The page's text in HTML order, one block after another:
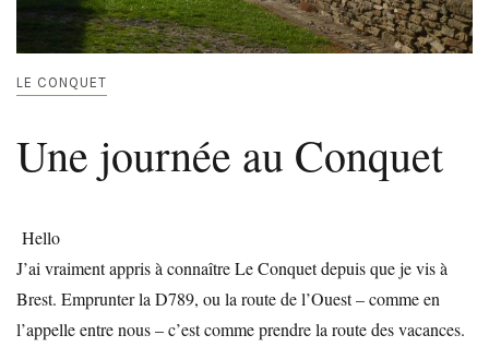
LE CONQUET
Une journée au Conquet
Hello
J’ai vraiment appris à connaître Le Conquet depuis que je vis à
Brest. Emprunter la D789, ou la route de l’Ouest – comme en
l’appelle entre nous – c’est comme prendre la route des vacances.